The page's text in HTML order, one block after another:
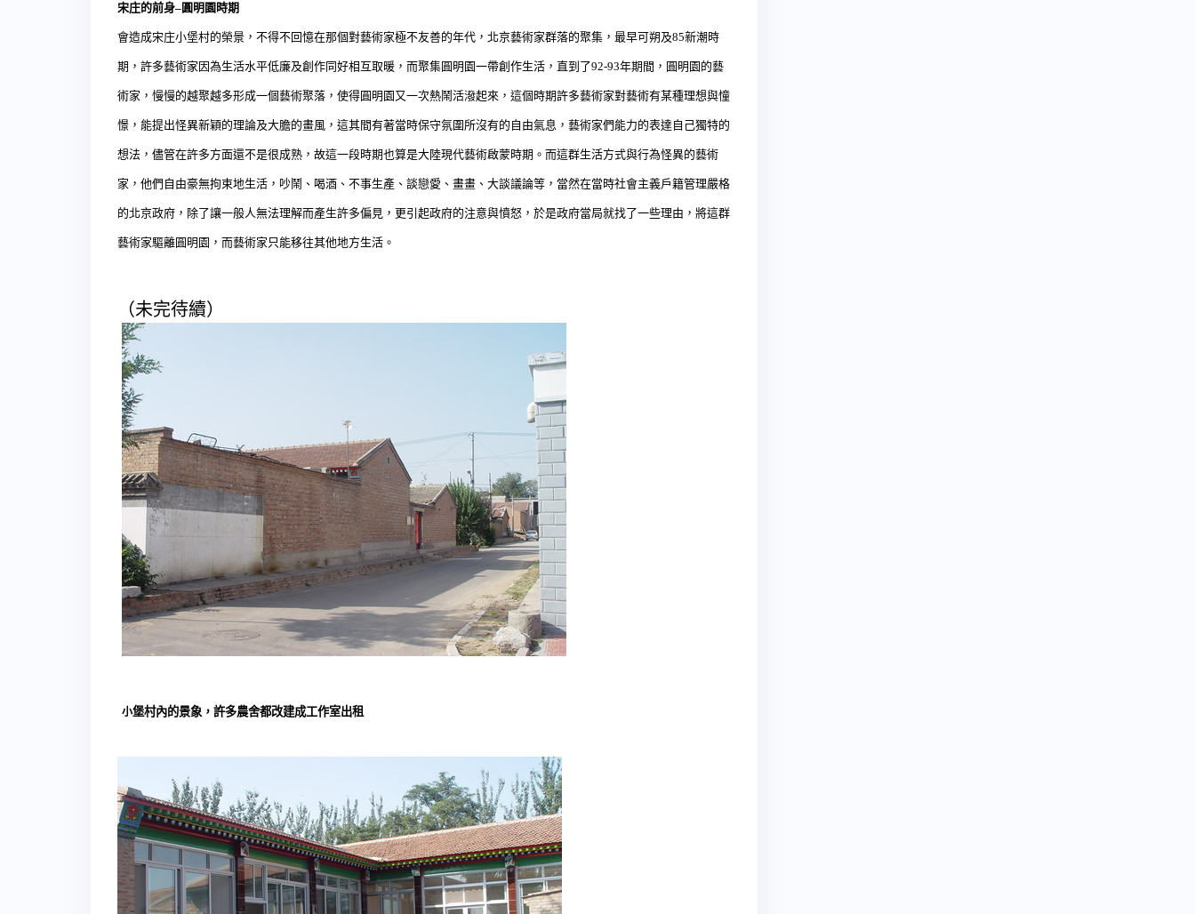
宋庄的前身–圓明園時期
會造成宋庄小堡村的榮景，不得不回憶在那個對藝術家極不友善的年代，北京藝術家群落的聚集，最早可朔及85新潮時
期，許多藝術家因為生活水平低廉及創作同好相互取暖，而聚集圓明園一帶創作生活，直到了92-93年期間，圓明園的藝
術家，慢慢的越聚越多形成一個藝術聚落，使得圓明園又一次熱鬧活潑起來，這個時期許多藝術家對藝術有某種理想與憧
憬，能提出怪異新穎的理論及大膽的畫風，這其間有著當時保守氛圍所沒有的自由氣息，藝術家們能力的表達自己獨特的
想法，儘管在許多方面還不是很成熟，故這一段時期也算是大陸現代藝術啟蒙時期。而這群生活方式與行為怪異的藝術
家，他們自由豪無拘束地生活，吵鬧、喝酒、不事生產、談戀愛、畫畫、大談議論等，當然在當時社會主義戶籍管理嚴格
的北京政府，除了讓一般人無法理解而產生許多偏見，更引起政府的注意與憤怒，於是政府當局就找了一些理由，將這群
藝術家驅離圓明園，而藝術家只能移往其他地方生活。
（未完待續）
小堡村內的景象，許多農舍都改建成工作室出租